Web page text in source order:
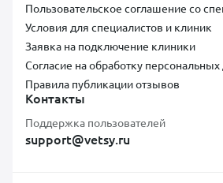
Пользовательское соглашение со
Условия для специалистов и клиник
Заявка на подключение клиники
Согласие на обработку
Правила публикации отзывов
Контакты
Поддержка пользователей
support@vetsy.ru